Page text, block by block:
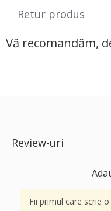
Retur produs
Vă recomandăm,
Review-uri
Fii primul care scrie